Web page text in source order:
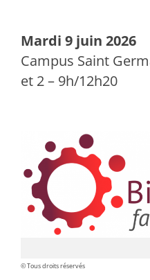
Mardi 9 juin 2026
Campus Saint
et 2 – 9h/12h20
© Tous droits réservés